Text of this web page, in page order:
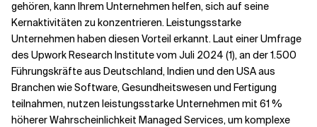
gehören, kann Ihrem Unternehmen helfen, sich auf seine
Kernaktivitäten zu konzentrieren. Leistungsstarke
Unternehmen haben diesen Vorteil erkannt. Laut einer Umfrage
des Upwork Research Institute vom Juli 2024 (1), an der 1.500
Führungskräfte aus Deutschland, Indien und den USA aus
Branchen wie Software, Gesundheitswesen und Fertigung
teilnahmen, nutzen leistungsstarke Unternehmen mit 61 %
höherer Wahrscheinlichkeit Managed Services, um komplexe